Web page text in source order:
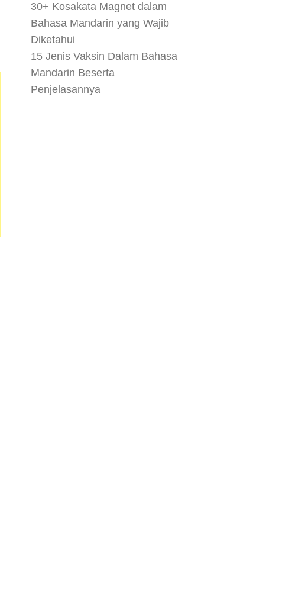
30+ Kosakata Magnet dalam
Bahasa Mandarin yang Wajib
Diketahui
15 Jenis Vaksin Dalam Bahasa
Mandarin Beserta
Penjelasannya